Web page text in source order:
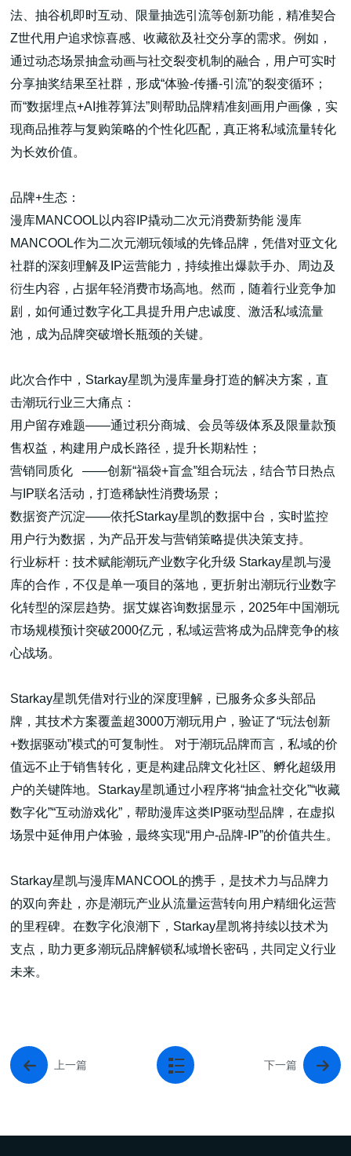
法、抽谷机即时互动、限量抽选引流等创新功能，精准契合
Z世代用户追求惊喜感、收藏欲及社交分享的需求。例如，
通过动态场景抽盒动画与社交裂变机制的融合，用户可实时
分享抽奖结果至社群，形成“体验-传播-引流”的裂变循环；
而“数据埋点+AI推荐算法”则帮助品牌精准刻画用户画像，实
现商品推荐与复购策略的个性化匹配，真正将私域流量转化
为长效价值。
品牌+生态：
漫库MANCOOL以内容IP撬动二次元消费新势能 漫库
MANCOOL作为二次元潮玩领域的先锋品牌，凭借对亚文化
社群的深刻理解及IP运营能力，持续推出爆款手办、周边及
衍生内容，占据年轻消费市场高地。然而，随着行业竞争加
剧，如何通过数字化工具提升用户忠诚度、激活私域流量
池，成为品牌突破增长瓶颈的关键。
此次合作中，Starkay星凯为漫库量身打造的解决方案，直
击潮玩行业三大痛点：
用户留存难题——通过积分商城、会员等级体系及限量款预
售权益，构建用户成长路径，提升长期粘性；
营销同质化 ——创新“福袋+盲盒”组合玩法，结合节日热点
与IP联名活动，打造稀缺性消费场景；
数据资产沉淀——依托Starkay星凯的数据中台，实时监控
用户行为数据，为产品开发与营销策略提供决策支持。
行业标杆：技术赋能潮玩产业数字化升级 Starkay星凯与漫
库的合作，不仅是单一项目的落地，更折射出潮玩行业数字
化转型的深层趋势。据艾媒咨询数据显示，2025年中国潮玩
市场规模预计突破2000亿元，私域运营将成为品牌竞争的核
心战场。
Starkay星凯凭借对行业的深度理解，已服务众多头部品
牌，其技术方案覆盖超3000万潮玩用户，验证了“玩法创新
+数据驱动”模式的可复制性。 对于潮玩品牌而言，私域的价
值远不止于销售转化，更是构建品牌文化社区、孵化超级用
户的关键阵地。Starkay星凯通过小程序将“抽盒社交化”“收藏
数字化”“互动游戏化”，帮助漫库这类IP驱动型品牌，在虚拟
场景中延伸用户体验，最终实现“用户-品牌-IP”的价值共生。
Starkay星凯与漫库MANCOOL的携手，是技术力与品牌力
的双向奔赴，亦是潮玩产业从流量运营转向用户精细化运营
的里程碑。在数字化浪潮下，Starkay星凯将持续以技术为
支点，助力更多潮玩品牌解锁私域增长密码，共同定义行业
未来。
上一篇 下一篇